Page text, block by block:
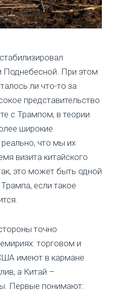
Поднебесной. При этом
ли что-то за
представительство
с Трампом, в теории
широкие
что мы их
визита китайского
это может быть одной
если такое
точно
торговом и
имеют в кармане
а Китай –
Первые понимают: